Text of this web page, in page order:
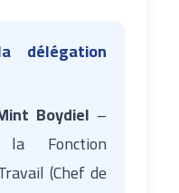
délégation
Boydiel –
Fonction
(Chef de